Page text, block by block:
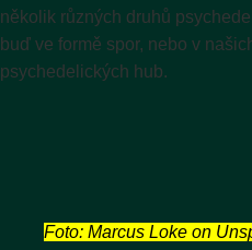
několik různých druhů
buď ve formě spor, nebo v
psychedelických hub.
Foto: Marcus Loke on